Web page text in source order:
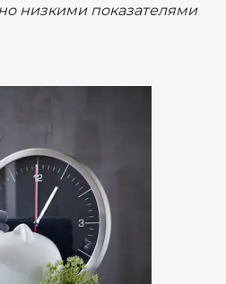
низкими показателями